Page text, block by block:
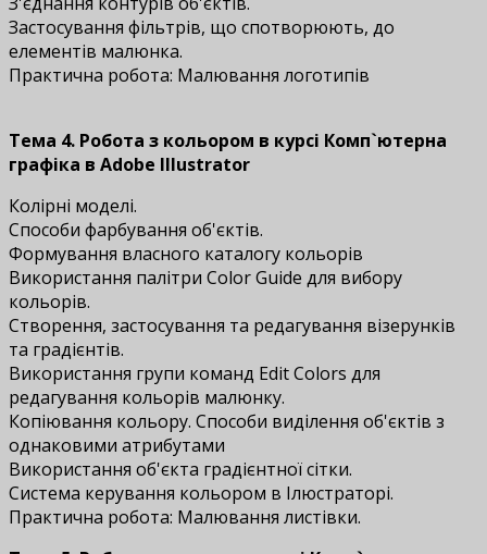
Застосування фільтрів, що спотворюють, до
елементів малюнка.
Практична робота: Малювання логотипів
Тема 4. Робота з кольором в курсі Комп`ютерна
графіка в Adobe Illustrator
Колірні моделі.
Способи фарбування об'єктів.
Формування власного каталогу кольорів
Використання палітри Color Guide для вибору
кольорів.
Створення, застосування та редагування візерунків
та градієнтів.
Використання групи команд Edit Colors для
редагування кольорів малюнку.
Копіювання кольору. Способи виділення об'єктів з
однаковими атрибутами
Використання об'єкта градієнтної сітки.
Система керування кольором в Ілюстраторі.
Практична робота: Малювання листівки.